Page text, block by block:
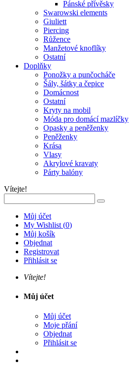
Pánské přívěsky
Swarowski elements
Giuliett
Piercing
Růžence
Manžetové knoflíky
Ostatní
Doplňky
Ponožky a punčocháče
Šály, šátky a čepice
Domácnost
Ostatní
Kryty na mobil
Móda pro domácí mazlíčky
Opasky a peněženky
Peněženky
Krása
Vlasy
Akrylové kravaty
Párty balóny
Vítejte!
Můj účet
My Wishlist (0)
Můj košík
Objednat
Registrovat
Přihlásit se
Vítejte!
Můj účet
Můj účet
Moje přání
Objednat
Přihlásit se